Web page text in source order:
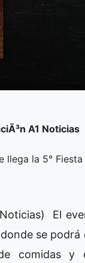
A1 Noticias
llega la 5°
El
se
comidas